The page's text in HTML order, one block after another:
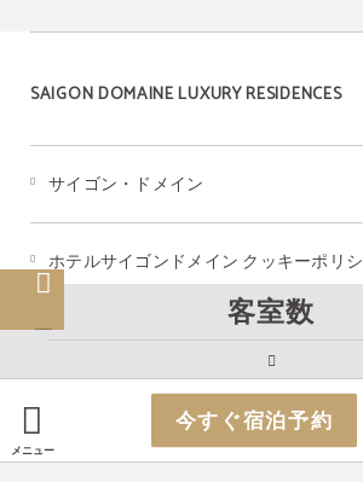
メニュー
今すぐ宿泊予約
客室数
SAIGON DOMAINE LUXURY RESIDENCES
サイゴン・ドメイン
ホテルサイゴンドメイン クッキーポリシ
法律上の注意事項